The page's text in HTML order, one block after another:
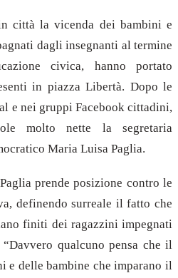
città la vicenda dei bambini e
dagli insegnanti al termine
civica, hanno portato
in piazza Libertà. Dopo le
e nei gruppi Facebook cittadini,
molto nette la segretaria
Maria Luisa Paglia.
prende posizione contro le
definendo surreale il fatto che
finiti dei ragazzini impegnati
qualcuno pensa che il
e delle bambine che imparano il